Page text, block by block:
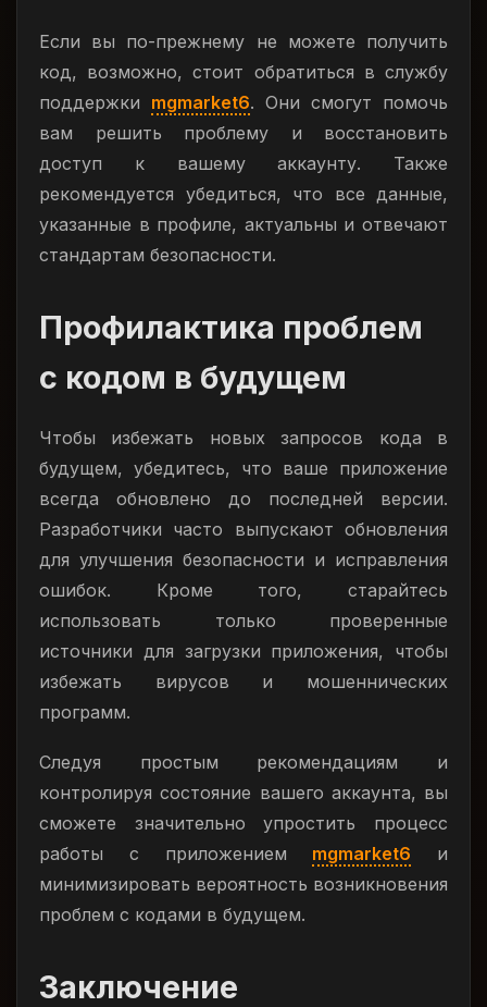
Если вы по-прежнему не можете получить
код, возможно, стоит обратиться в службу
поддержки mgmarket6. Они смогут помочь
вам решить проблему и восстановить
доступ к вашему аккаунту. Также
рекомендуется убедиться, что все данные,
указанные в профиле, актуальны и отвечают
стандартам безопасности.
Профилактика проблем
с кодом в будущем
Чтобы избежать новых запросов кода в
будущем, убедитесь, что ваше приложение
всегда обновлено до последней версии.
Разработчики часто выпускают обновления
для улучшения безопасности и исправления
ошибок. Кроме того, старайтесь
использовать только проверенные
источники для загрузки приложения, чтобы
избежать вирусов и мошеннических
программ.
Следуя простым рекомендациям и
контролируя состояние вашего аккаунта, вы
сможете значительно упростить процесс
работы с приложением mgmarket6 и
минимизировать вероятность возникновения
проблем с кодами в будущем.
Заключение